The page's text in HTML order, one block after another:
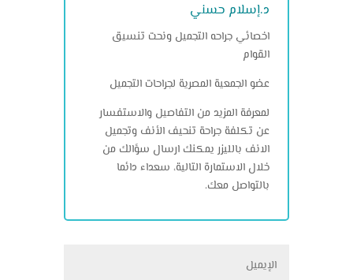
د.إسلام حسني
اخصائي جراحه التجميل ونحت تنسيق
القوام
عضو الجمعية المصرية لجراحات التجميل
لمعرفة المزيد من التفاصيل والاستفسار
عن تكلفة جراحة تنحيف الأنف وتجميل
الانف بالليزر يمكنك ارسال سؤالك من
خلال الاستمارة التالية، سعداء دائما
بالتواصل معك.